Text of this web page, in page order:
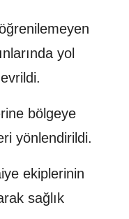
yol
bölgeye
yönlendirildi.
ekiplerinin
sağlık